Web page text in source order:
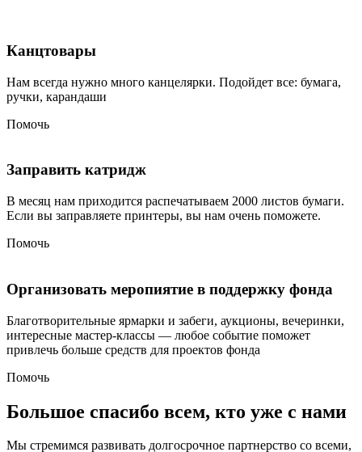
Канцтовары
Нам всегда нужно много канцелярки. Подойдет все: бумага,
ручки, карандаши
Помочь
Заправить катридж
В месяц нам приходится распечатываем 2000 листов бумаги.
Если вы заправляете принтеры, вы нам очень поможете.
Помочь
Организовать меропиятие в поддержку фонда
Благотворительные ярмарки и забеги, аукционы, вечеринки,
интересные мастер-классы — любое событие поможет
привлечь больше средств для проектов фонда
Помочь
Большое спасибо всем, кто уже с нами
Мы стремимся развивать долгосрочное партнерство со всеми,